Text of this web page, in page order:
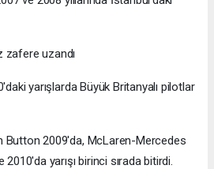
zafere uzandı
yarışlarda Büyük Britanyalı pilotlar
Button 2009'da, McLaren-Mercedes
yarışı birinci sırada bitirdi.